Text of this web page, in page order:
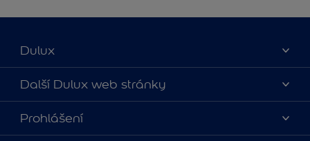
Dulux
O nás
Kontaktujte nás
Najít obchod
Další Dulux web stránky
duluxmalir.cz
duluxmaliar.sk
Prohlášení